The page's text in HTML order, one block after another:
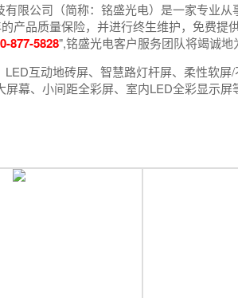
有限公司（简称：铭盛光电）是一家专业
产品质量保险，并进行终生维护，免费提
877-5828",铭盛光电客户服务团队将竭诚地
LED互动地砖屏、智慧路灯杆屏、柔性软
屏幕、小间距全彩屏、室内LED全彩显示屏